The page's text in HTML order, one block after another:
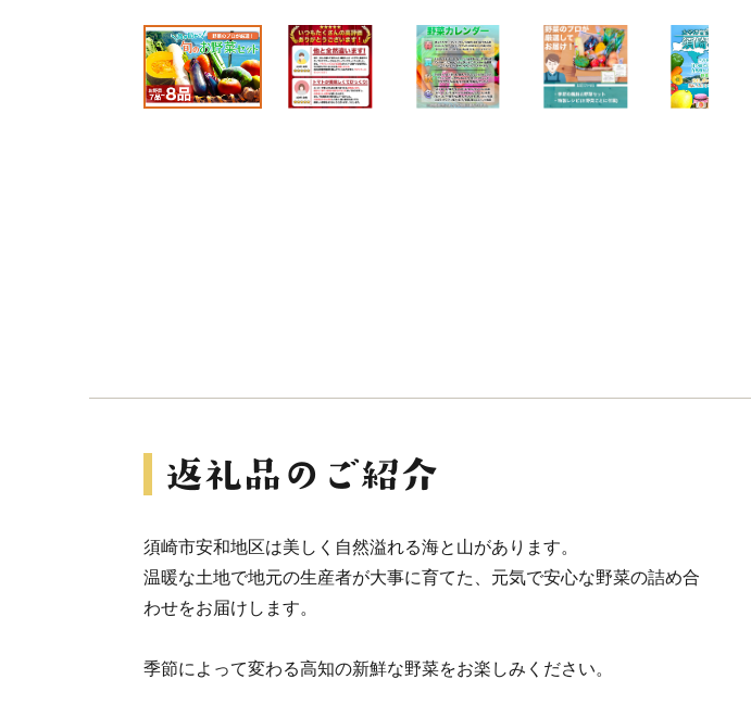
須崎市安和地区は美しく自然溢れる海と山があります。
温暖な土地で地元の生産者が大事に育てた、元気で安心な野菜の詰め合
わせをお届けします。
季節によって変わる高知の新鮮な野菜をお楽しみください。